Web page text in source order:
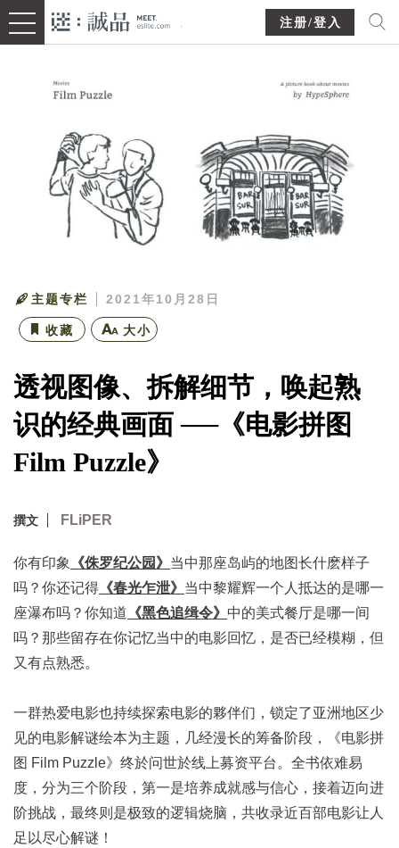
注册/登入
主题专栏 2021年10月28日
收藏 大小
透视图像、拆解细节，唤起熟
识的经典画面 ──《电影拼图
Film Puzzle》
撰文 FLiPER
你有印象 《侏罗纪公园》 当中那座岛屿的地图长什麽样子
吗？你还记得 《春光乍泄》 当中黎耀辉一个人抵达的是哪一
座瀑布吗？你知道 《黑色追缉令》 中的美式餐厅是哪一间
吗？那些留存在你记忆当中的电影回忆，是否已经模糊，但
又有点熟悉。
一群热爱电影也持续探索电影的夥伴们，锁定了亚洲地区少
见的电影解谜绘本为主题，几经漫长的筹备阶段，《电影拼
图 Film Puzzle》终於问世於线上募资平台。全书依难易
度，分为三个阶段，第一是培养成就感与信心，接着迈向进
阶挑战，最终则是极致的逻辑烧脑，共收录近百部电影让人
足以尽心解谜！